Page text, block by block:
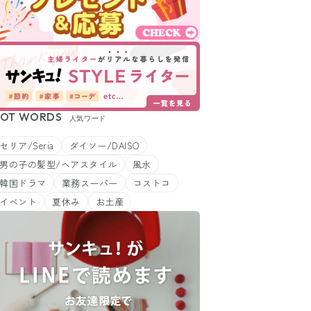
WORDS 人気ワード
セリア/Seria
ダイソー/DAISO
男の子の髪型/ヘアスタイル
風水
韓国ドラマ
業務スーパー
コストコ
イベント
夏休み お土産